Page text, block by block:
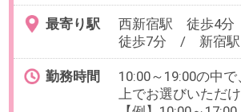
お仕事番号：100103005